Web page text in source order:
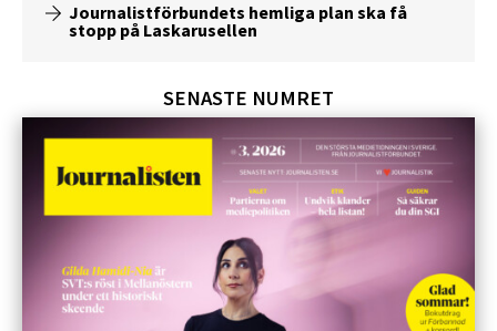
Journalistförbundets hemliga plan ska få
stopp på Laskarusellen
SENASTE NUMRET